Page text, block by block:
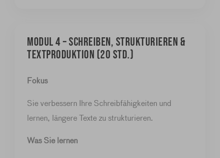
MODUL 4 – Schreiben, Strukturieren &
Textproduktion (20 Std.)
Fokus
Sie verbessern Ihre Schreibfähigkeiten und
lernen, längere Texte zu strukturieren.
Was Sie lernen